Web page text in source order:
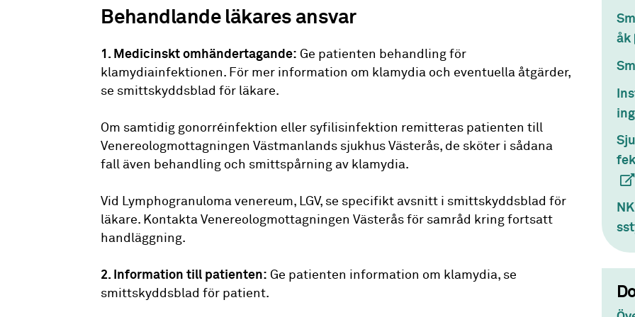
Behandlande läkares ansvar
1. Medicinskt omhändertagande: Ge patienten behandling för
klamydiainfektionen. För mer information om klamydia och eventuella åtgärder,
se smittskyddsblad för läkare.
Om samtidig gonorréinfektion eller syfilisinfektion remitteras patienten till
Venereologmottagningen Västmanlands sjukhus Västerås, de sköter i sådana
fall även behandling och smittspårning av klamydia.
Vid Lymphogranuloma venereum, LGV, se specifikt avsnitt i smittskyddsblad för
läkare. Kontakta Venereologmottagningen Västerås för samråd kring fortsatt
handläggning.
2. Information till patienten: Ge patienten information om klamydia, se
smittskyddsblad för patient.
åk